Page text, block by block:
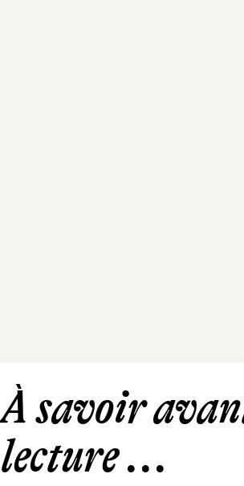
À savoir
lecture ...